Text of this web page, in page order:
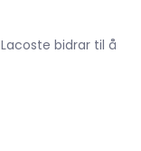
bidrar til å